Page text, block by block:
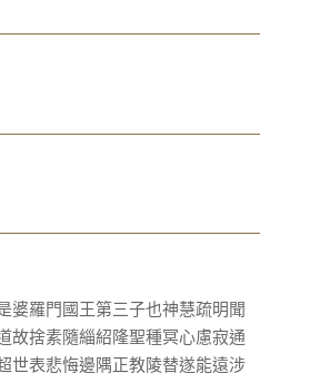
婆羅門國王第三子也神慧疏明聞
故捨素隨緇紹隆聖種冥心慮寂通
世表悲悔邊隅正教陵替遂能遠涉